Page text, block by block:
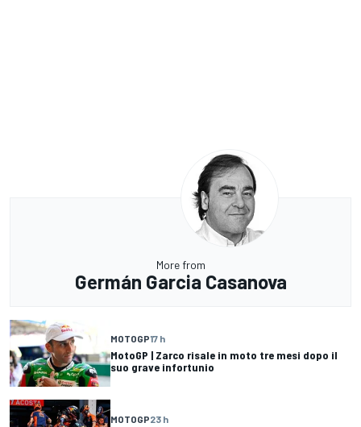
More from
Germán Garcia Casanova
MOTOGP17 h
MotoGP | Zarco risale in moto tre mesi dopo il
suo grave infortunio
MOTOGP23 h